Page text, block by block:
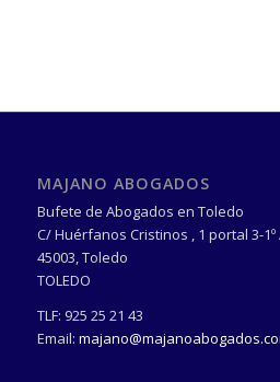
MAJANO ABOGADOS
Bufete de Abogados en Toledo
C/ Huérfanos Cristinos , 1 portal 3-1º
45003,Toledo
TOLEDO
TLF: 925 25 21 43
Email: